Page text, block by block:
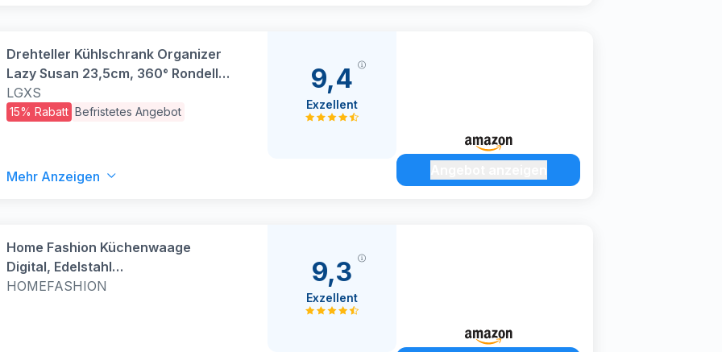
Drehteller Kühlschrank Organizer
Lazy Susan 23,5cm, 360° Rondell
Küchen Organizer Drehbarer
Gewürzhalter für Gewürz
(Transparent)
LGXS
15% Rabatt Befristetes Angebot
Mehr Anzeigen
9,4
Exzellent
Home Fashion Küchenwaage
Digital, Edelstahl
Lebensmittelwaage mit 5 kg/11 lb
HOMEFASHION 9,3
Exzellent